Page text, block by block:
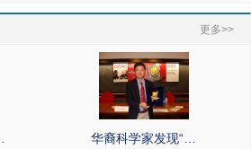
更多>>
华裔科学家发现“…